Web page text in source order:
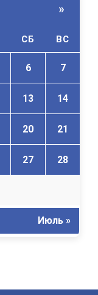
»
СБ ВС
6 7
13 14
20 21
27 28
Июль »